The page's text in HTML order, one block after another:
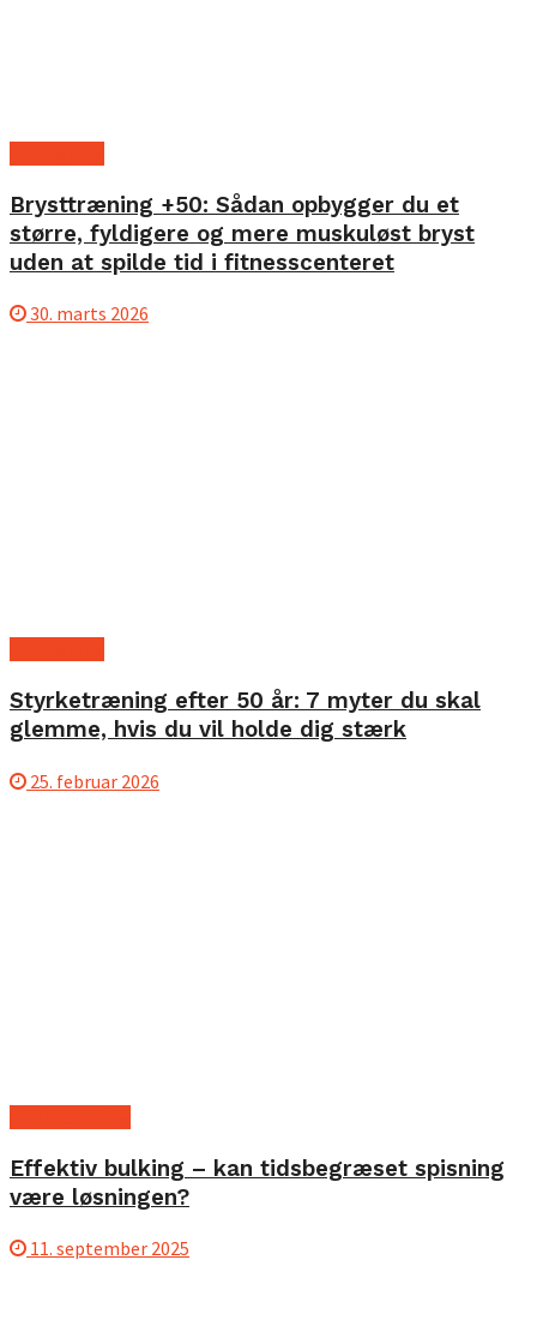
Brysttræning +50: Sådan opbygger du et
større, fyldigere og mere muskuløst bryst
uden at spilde tid i fitnesscenteret
30. marts 2026
Styrketræning efter 50 år: 7 myter du skal
glemme, hvis du vil holde dig stærk
25. februar 2026
Effektiv bulking – kan tidsbegræset spisning
være løsningen?
11. september 2025